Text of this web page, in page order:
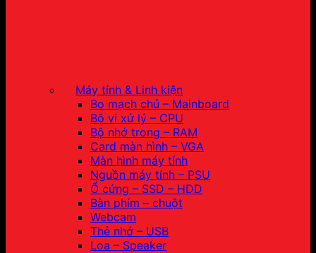
Máy tính & Linh kiện
Bo mạch chủ – Mainboard
Bộ vi xử lý – CPU
Bộ nhớ trong – RAM
Card màn hình – VGA
Màn hình máy tính
Nguồn máy tính – PSU
Ổ cứng – SSD – HDD
Bàn phím – chuột
Webcam
Thẻ nhớ – USB
Loa – Speaker